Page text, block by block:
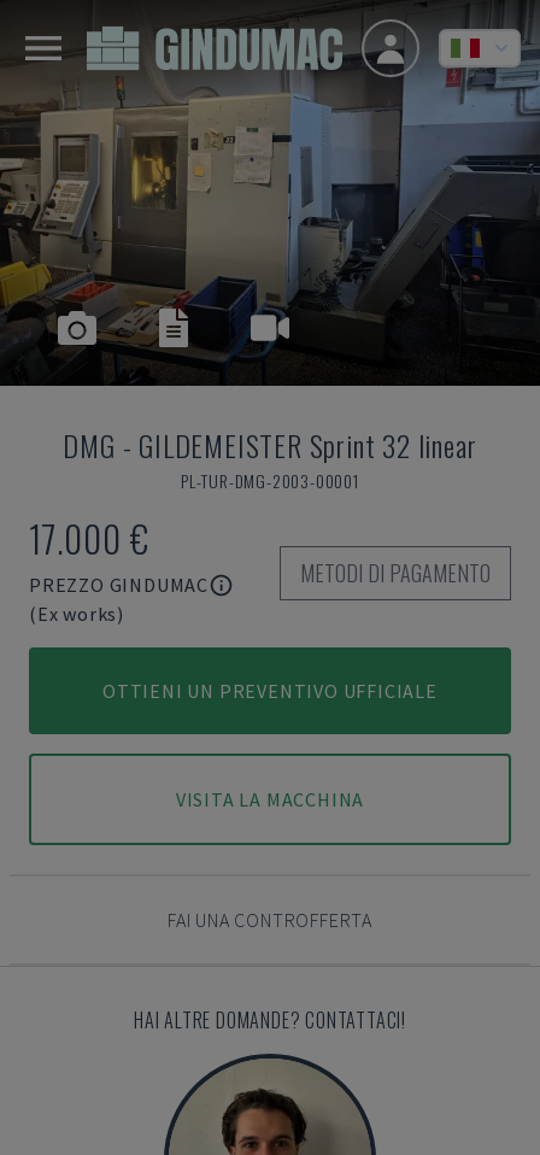
DMG - GILDEMEISTER Sprint 32 linear
PL-TUR-DMG-2003-00001
17.000 €
PREZZO GINDUMAC
(Ex works)
METODI DI PAGAMENTO
OTTIENI UN PREVENTIVO UFFICIALE
VISITA LA MACCHINA
FAI UNA CONTROFFERTA
HAI ALTRE DOMANDE? CONTATTACI!